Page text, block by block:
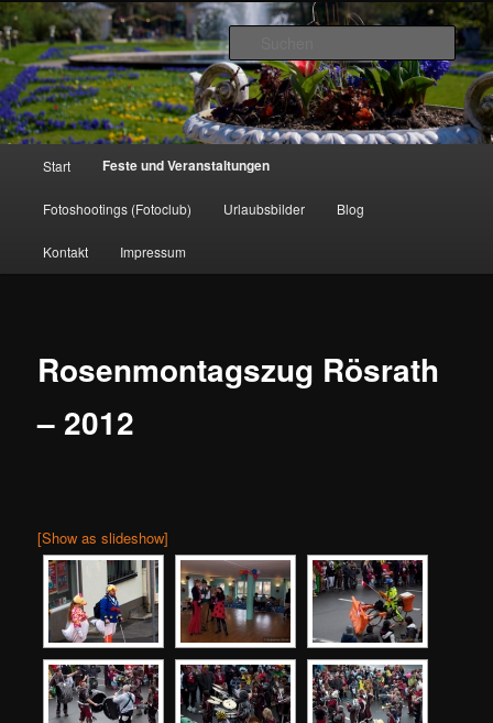
Zum
Inhalt
wechseln
www.strick-online.de
Start Feste und Veranstaltungen
Fotoshootings (Fotoclub) Urlaubsbilder Blog
Kontakt Impressum
Rosenmontagszug Rösrath
– 2012
[Show as slideshow]